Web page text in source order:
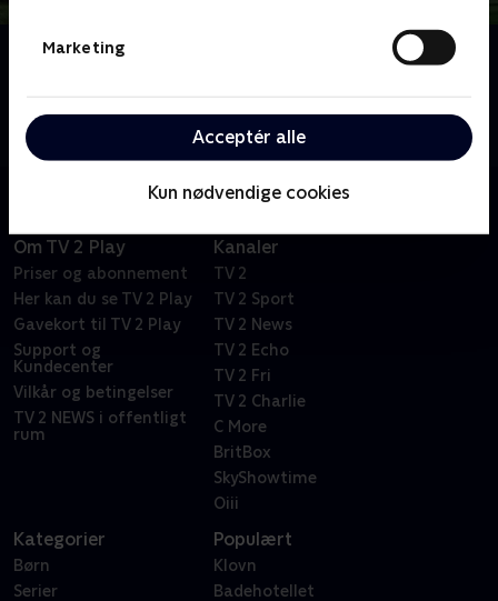
Marketing
Acceptér alle
Kun nødvendige cookies
Om Cykling
stigner i Ardennerne.
Om TV 2 Play
Priser og abonnement
Her kan du se TV 2 Play
Gavekort til TV 2 Play
Support og
Kundecenter
Vilkår og betingelser
TV 2 NEWS i offentligt
rum
Kanaler
TV 2
TV 2 Sport
TV 2 News
TV 2 Echo
TV 2 Fri
TV 2 Charlie
C More
BritBox
SkyShowtime
Oiii
Kategorier
Børn
Serier
Populært
Klovn
Badehotellet